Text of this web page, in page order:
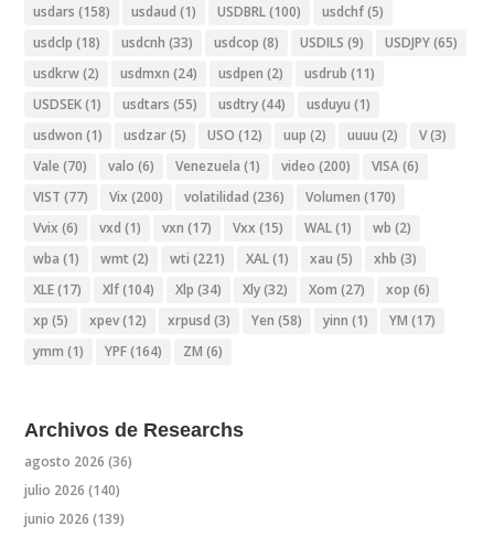
usdars (158) usdaud (1) USDBRL(100) usdchf(5)
usdclp (18) usdcnh (33) usdcop (8) USDILS (9) USDJPY(65)
usdkrw(2) usdmxn (24) usdpen (2) usdrub (11)
USDSEK(1) usdtars (55) usdtry(44) usduyu (1)
usdwon (1) usdzar(5) USO (12) uup (2) uuuu (2) V(3)
Vale (70) valo (6) Venezuela (1) video (200) VISA(6)
VIST (77) Vix (200) volatilidad (236) Volumen (170)
Vvix (6) vxd (1) vxn (17) Vxx (15) WAL(1) wb (2)
wba (1) wmt (2) wti (221) XAL(1) xau (5) xhb (3)
XLE(17) Xlf(104) Xlp (34) Xly(32) Xom (27) xop (6)
xp (5) xpev(12) xrpusd (3) Yen (58) yinn (1) YM (17)
ymm (1) YPF(164) ZM (6)
Archivos de Researchs
agosto 2026 (36)
julio 2026 (140)
junio 2026 (139)